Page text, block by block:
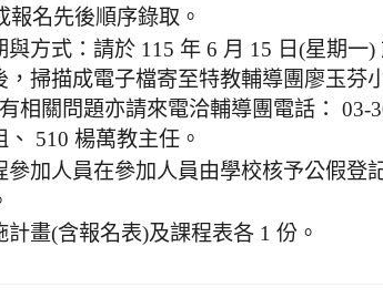
報名先後順序錄取。
與方式：請於 115 年 6 月 15 日(星期一
，掃描成電子檔寄至特教輔導團廖玉芬
相關問題亦請來電洽輔導團電話： 03-
、 510 楊萬教主任。
參加人員在參加人員由學校核予公假登
計畫(含報名表)及課程表各 1 份。